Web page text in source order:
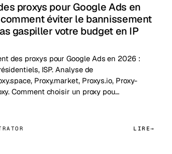
proxys pour Google Ads en
éviter le bannissement
gaspiller votre budget en IP
des proxys pour Google Ads en 2026 :
ISP. Analyse de
Proxy.market, Proxys.io, Proxy-
Comment choisir un proxy pou…
LIRE